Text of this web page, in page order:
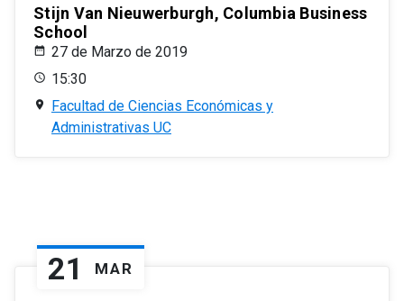
Stijn Van Nieuwerburgh, Columbia Business
School
27 de Marzo de 2019
15:30
Facultad de Ciencias Económicas y
Administrativas UC
21 MAR